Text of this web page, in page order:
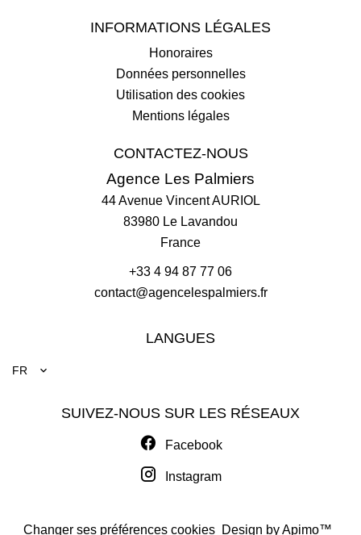
INFORMATIONS LÉGALES
Honoraires
Données personnelles
Utilisation des cookies
Mentions légales
CONTACTEZ-NOUS
Agence Les Palmiers
44 Avenue Vincent AURIOL
83980 Le Lavandou
France
+33 4 94 87 77 06
contact@agencelespalmiers.fr
LANGUES
FR
SUIVEZ-NOUS SUR LES RÉSEAUX
Facebook
Instagram
Changer ses préférences cookies Design byApimo™